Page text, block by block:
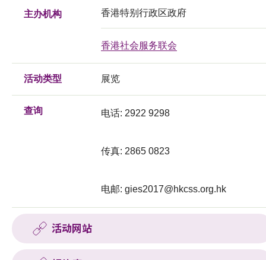
主办机构 香港特别行政区政府
香港社会服务联会
活动类型 展览
查询 电话: 2922 9298
传真: 2865 0823
电邮: gies2017@hkcss.org.hk
活动网站